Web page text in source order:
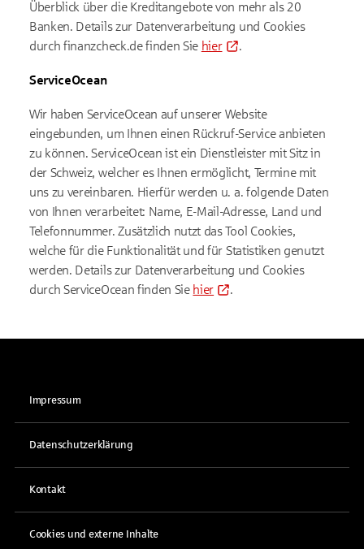
Überblick über die Kreditangebote von mehr als 20
Banken. Details zur Datenverarbeitung und Cookies
durch finanzcheck.de finden Sie hier .
ServiceOcean
Wir haben ServiceOcean auf unserer Website
eingebunden, um Ihnen einen Rückruf-Service anbieten
zu können. ServiceOcean ist ein Dienstleister mit Sitz in
der Schweiz, welcher es Ihnen ermöglicht, Termine mit
uns zu vereinbaren. Hierfür werden u. a. folgende Daten
von Ihnen verarbeitet: Name, E-Mail-Adresse, Land und
Telefonnummer. Zusätzlich nutzt das Tool Cookies,
welche für die Funktionalität und für Statistiken genutzt
werden. Details zur Datenverarbeitung und Cookies
durch ServiceOcean finden Sie hier .
Impressum
Datenschutzerklärung
Kontakt
Cookies und externe Inhalte